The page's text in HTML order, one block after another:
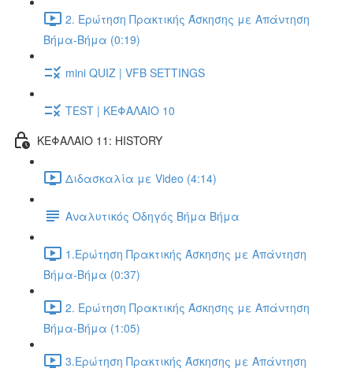
2. Ερώτηση Πρακτικής Άσκησης με Απάντηση
Βήμα-Βήμα (0:19)
mini QUIZ | VFB SETTINGS
TEST | ΚΕΦΑΛΑΙΟ 10
ΚΕΦΑΛΑΙΟ 11: HISTORY
Διδασκαλία με Video (4:14)
Αναλυτικός Οδηγός Βήμα Βήμα
1.Ερώτηση Πρακτικής Άσκησης με Απάντηση
Βήμα-Βήμα (0:37)
2. Ερώτηση Πρακτικής Άσκησης με Απάντηση
Βήμα-Βήμα (1:05)
3.Ερώτηση Πρακτικής Άσκησης με Απάντηση